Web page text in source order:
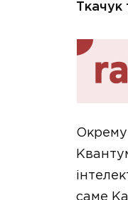
Ткачук
Окрему
саме